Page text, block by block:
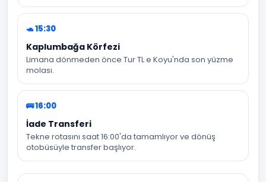
🐢 15:30
Kaplumbağa Körfezi
Limana dönmeden önce Tur TL e Koyu'nda son yüzme
molası.
🚌 16:00
İade Transferi
Tekne rotasını saat 16:00'da tamamlıyor ve dönüş
otobüsüyle transfer başlıyor.